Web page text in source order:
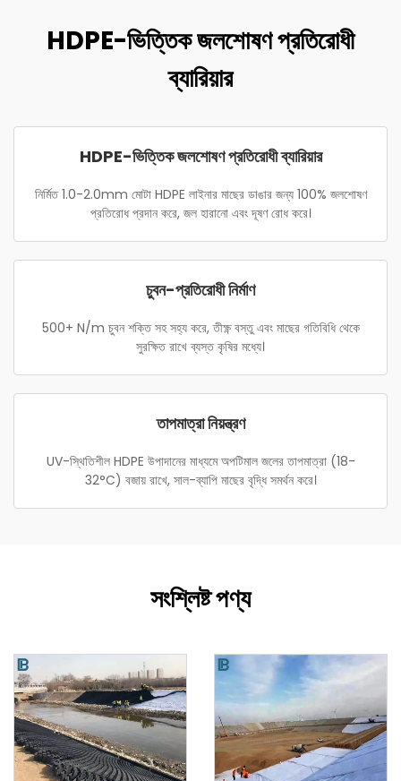
HDPE-ভিত্তিক জলশোষণ প্রতিরোধী
ব্যারিয়ার
HDPE-ভিত্তিক জলশোষণ প্রতিরোধী ব্যারিয়ার
নির্মিত 1.0-2.0mm মোটা HDPE লাইনার মাছের ডাঙার জন্য 100% জলশোষণ
প্রতিরোধ প্রদান করে, জল হারানো এবং দূষণ রোধ করে।
চুবন-প্রতিরোধী নির্মাণ
500+ N/m চুবন শক্তি সহ সহ্য করে, তীক্ষ্ণ বস্তু এবং মাছের গতিবিধি থেকে
সুরক্ষিত রাখে ব্যস্ত কৃষির মধ্যে।
তাপমাত্রা নিয়ন্ত্রণ
UV-স্থিতিশীল HDPE উপাদানের মাধ্যমে অপটিমাল জলের তাপমাত্রা (18-
32°C) বজায় রাখে, সাল-ব্যাপি মাছের বৃদ্ধি সমর্থন করে।
সংশ্লিষ্ট পণ্য